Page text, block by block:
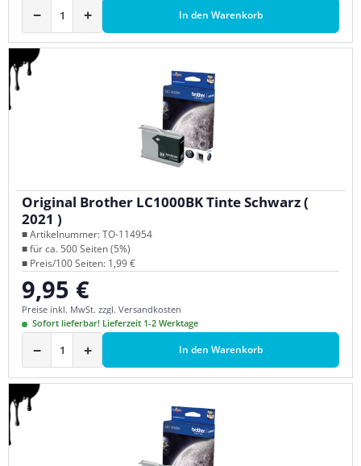
− + In den Warenkorb
Original Brother LC1000BK Tinte Schwarz (
2021 )
■ Artikelnummer: TO-114954
■ für ca. 500 Seiten (5%)
■ Preis/100 Seiten: 1,99 €
Regulärer Preis:
9,95 €
Preise inkl. MwSt. zzgl. Versandkosten
Sofort lieferbar! Lieferzeit 1-2 Werktage
− + In den Warenkorb